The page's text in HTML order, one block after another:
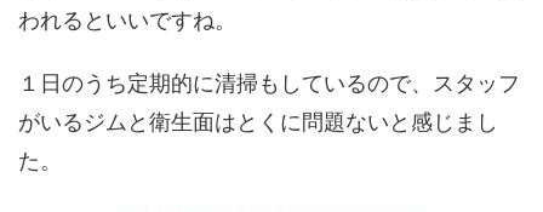
われるといいですね。
１日のうち定期的に清掃もしているので、スタッフ
がいるジムと衛生面はとくに問題ないと感じまし
た。